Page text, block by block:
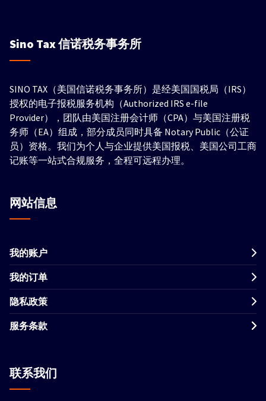
Sino Tax信诺税务事务所
SINO TAX（美国信诺税务事务所）是经美国国税局（IRS）
授权的电子报税服务机构（Authorized IRS e-file
Provider），团队由美国注册会计师（CPA）与美国注册税
务师（EA）组成，部分成员同时具备 Notary Public（公证
员）资格。我们为个人与企业提供美国报税、美国公司工商
记账等一站式合规服务，全程可远程办理。
网站信息
我的账户
我的订单
隐私政策
服务条款
联系我们